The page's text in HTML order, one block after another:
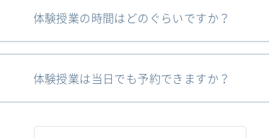
体験授業の時間はどのぐらいですか？
体験授業は当日でも予約できますか？